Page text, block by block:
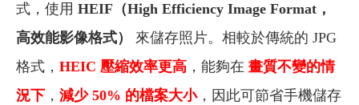
式，使用 HEIF（High Efficiency Image Format，
高效能影像格式）
來儲存照片。相較於傳統的 JPG
格式， HEIC 壓縮效率更高 ，能夠在 畫質不變的情
況下 ， 減少 50% 的檔案大小，因此可節省手機儲存